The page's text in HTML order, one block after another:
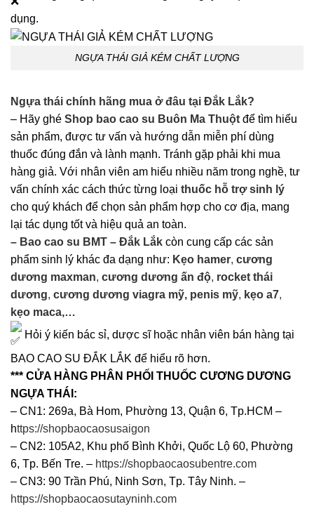
dụng.
NGỰA THÁI GIẢ KÉM CHẤT LƯỢNG
Ngựa thái chính hãng mua ở đâu tại Đắk Lắk?
– Hãy ghé Shop bao cao su Buôn Ma Thuột để tìm hiểu
sản phẩm, được tư vấn và hướng dẫn miễn phí dùng
thuốc đúng đắn và lành mạnh. Tránh gặp phải khi mua
hàng giả. Với nhân viên am hiểu nhiều năm trong nghề, tư
vấn chính xác cách thức từng loại thuốc hỗ trợ sinh lý
cho quý khách để chọn sản phẩm hợp cho cơ địa, mang
lại tác dụng tốt và hiệu quả an toàn.
– Bao cao su BMT – Đắk Lắk còn cung cấp các sản
phẩm sinh lý khác đa dạng như: Kẹo hamer, cương
dương maxman, cương dương ấn độ, rocket thái
dương, cương dương viagra mỹ, penis mỹ, kẹo a7,
kẹo maca,…
Hỏi ý kiến bác sỉ, dược sĩ hoặc nhân viên bán hàng tại
BAO CAO SU ĐẮK LẮK để hiểu rõ hơn.
*** CỬA HÀNG PHÂN PHỐI THUỐC CƯƠNG DƯƠNG
NGỰA THÁI:
– CN1: 269a, Bà Hom, Phường 13, Quận 6, Tp.HCM –
https://shopbaocaosusaigon
– CN2: 105A2, Khu phố Bình Khởi, Quốc Lộ 60, Phường
6, Tp. Bến Tre. – https://shopbaocaosubentre.com
– CN3: 90 Trần Phú, Ninh Sơn, Tp. Tây Ninh. –
https://shopbaocaosutayninh.com